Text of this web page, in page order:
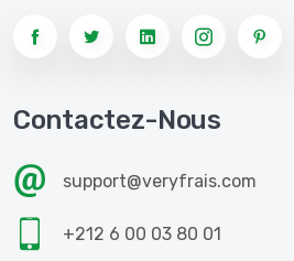
Contactez-Nous
support@veryfrais.com
+212 6 00 03 80 01